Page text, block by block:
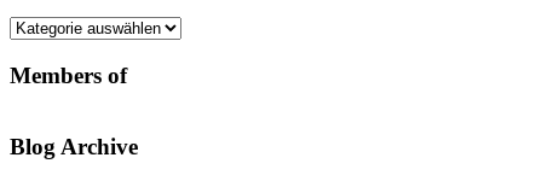
Categories
Members of
Blog Archive